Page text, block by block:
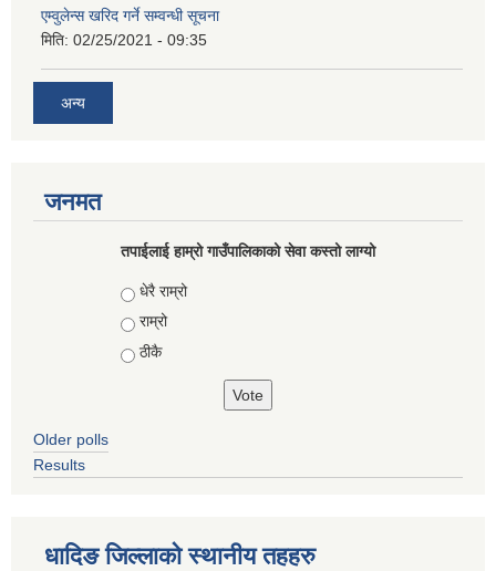
एम्वुलेन्स खरिद गर्ने सम्वन्धी सूचना
मिति: 02/25/2021 - 09:35
अन्य
जनमत
तपाईलाई हाम्रो गाउँपालिकाको सेवा कस्तो लाग्यो
Choices
धेरै राम्रो
राम्रो
ठीकै
Older polls
Results
धादिङ जिल्लाकाे स्थानीय तहहरु